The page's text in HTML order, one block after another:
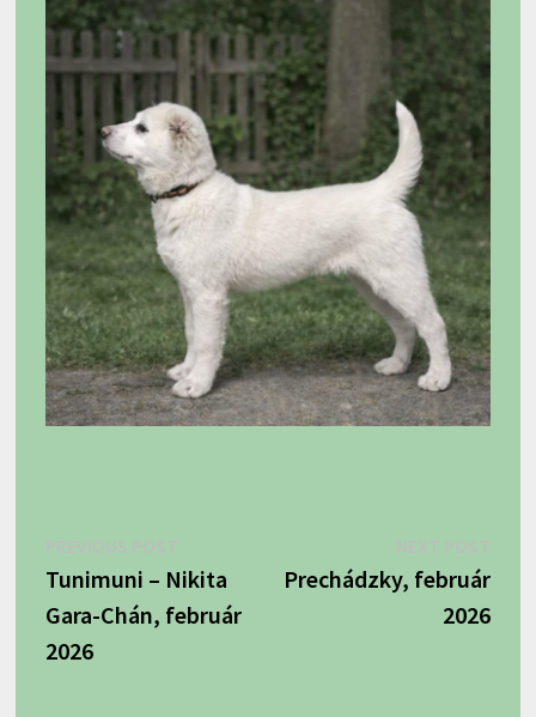
v
článku
post:
Tunimuni – Nikita
Gara-Chán, február
2026
post:
Prechádzky, február
2026